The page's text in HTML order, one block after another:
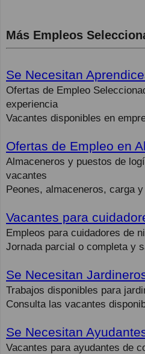
Más Empleos
Se Necesitan
Ofertas de Empleo
experiencia
Vacantes disponibles en
Ofertas de Empleo en
Almaceneros y puestos de
vacantes
Peones, almaceneros, carga
Vacantes para
Empleos para cuidadores de
Jornada parcial o completa y
Se Necesitan
Trabajos disponibles para
Consulta las vacantes
Se Necesitan
Vacantes para ayudantes de